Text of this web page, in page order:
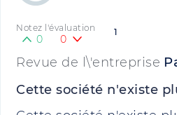
1
Notez l'évaluation
0 0
Revue de l\'entreprise
Cette société n'existe